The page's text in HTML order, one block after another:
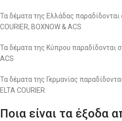
Τα δέματα της Ελλάδας παραδίδονται
COURIER, BOXNOW & ACS
Τα δέματα της Κύπρου παραδίδονται
ACS
Τα δέματα της Γερμανίας
ELTA COURIER
Ποια είναι τα έξοδα